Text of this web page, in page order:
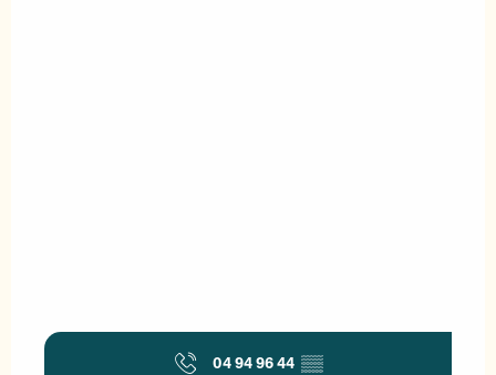
04 94 96 44 ▒▒